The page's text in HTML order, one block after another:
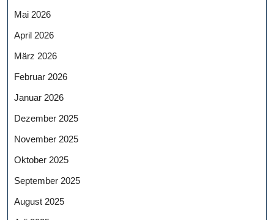
Mai 2026
April 2026
März 2026
Februar 2026
Januar 2026
Dezember 2025
November 2025
Oktober 2025
September 2025
August 2025